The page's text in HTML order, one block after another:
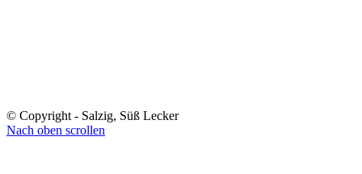
© Copyright - Salzig, Süß Lecker
Nach oben scrollen